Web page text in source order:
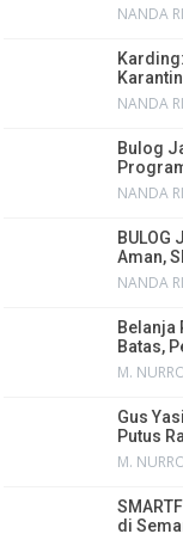
Bulog
BULOG
Aman,
Belanja
Batas,
M.
Gus
Putus
M.
di